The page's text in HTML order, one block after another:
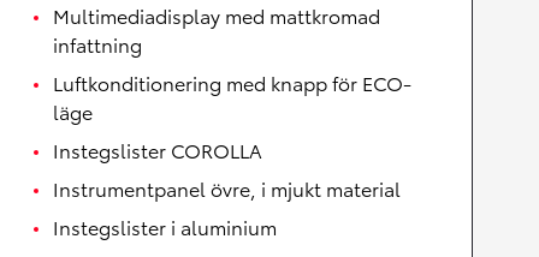
Multimediadisplay med mattkromad
infattning
Luftkonditionering med knapp för ECO-
läge
Instegslister COROLLA
Instrumentpanel övre, i mjukt material
Instegslister i aluminium